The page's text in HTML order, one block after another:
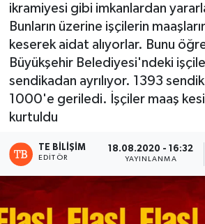
ikramiyesi gibi imkanlardan
Bunların üzerine işçilerin
keserek aidat alıyorlar. Bunu
Büyükşehir Belediyesi'ndeki
sendikadan ayrılıyor. 1393
1000'e geriledi. İşçiler maaş
kurtuldu
TE BILIŞIM
EDITÖR
18.08.2020 - 16:32
YAYINLANMA